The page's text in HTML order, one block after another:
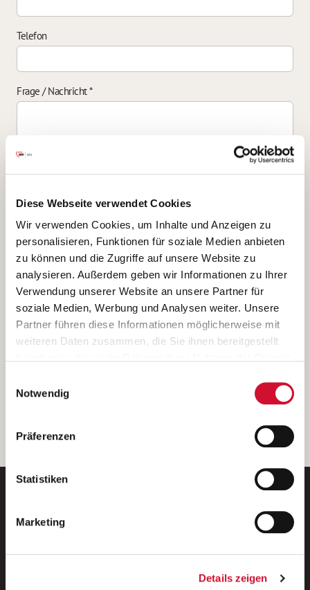
Diese Webseite verwendet Cookies
Wir verwenden Cookies, um Inhalte und Anzeigen zu
personalisieren, Funktionen für soziale Medien anbieten
zu können und die Zugriffe auf unsere Website zu
analysieren. Außerdem geben wir Informationen zu Ihrer
Verwendung unserer Website an unsere Partner für
soziale Medien, Werbung und Analysen weiter. Unsere
Partner führen diese Informationen möglicherweise mit
weiteren Daten zusammen, die Sie ihnen bereitgestellt
Wenn Sie auf „Cookies zulassen“ klicken, so stimmen
Sie der Speicherung sämtlicher Cookies zu. Sie können
Ihre Einwilligung selbstverständlich jederzeit widerrufen,
indem Sie die Cookie-Einstellungen aufrufen und diese
unserer
Notwendig
Präferenzen
Statistiken
Marketing
Details zeigen
Telefon
Frage / Nachricht*
Ich bin damit einverstanden, dass meine personenbezogenen Daten
ausschließlich zum Zweck der Durchführung der Kontaktanfrage
verarbeitet, auf IT- Systemen der Garitz Bewirtschaftungsbetriebe
GmbH, Heinrich-von-Kleist-Straße 2, 97688 Bad Kissingen
(Betreiber) gespeichert und an die für das Stellenangebot
verantwortliche Stelle zur Kontaktaufnahme weitergegeben
werden.
Diese Einwilligungserklärung kann ich jederzeit gegenüber dem
Weitere Details können Sie der
entnehmen.